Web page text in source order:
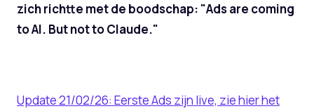
zich richtte met de boodschap: "Ads are coming
to AI. But not to Claude."
Update 21/02/26: Eerste Ads zijn live, zie hier het